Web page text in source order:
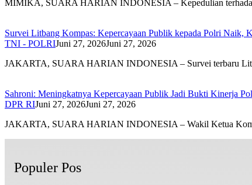
MIMIKA, SUARA HARIAN INDONESIA – Kepedulian
Survei Litbang Kompas: Kepercayaan Publik kepada Polri Naik,
TNI - POLRIJuni 27, 2026Juni 27, 2026
JAKARTA, SUARA HARIAN INDONESIA – Survei terbaru
Sahroni: Meningkatnya Kepercayaan Publik Jadi Bukti Kinerja
DPR RIJuni 27, 2026Juni 27, 2026
JAKARTA, SUARA HARIAN INDONESIA – Wakil Ketua
Populer Pos